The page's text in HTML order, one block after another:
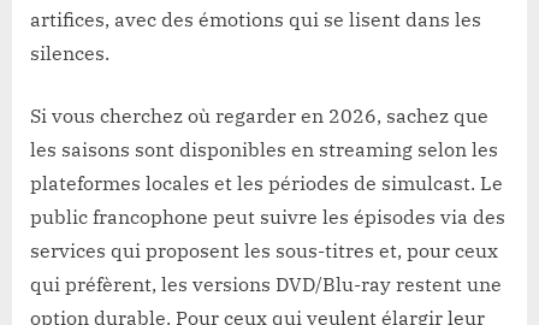
artifices, avec des émotions qui se lisent dans les
silences.
Si vous cherchez où regarder en 2026, sachez que
les saisons sont disponibles en streaming selon les
plateformes locales et les périodes de simulcast. Le
public francophone peut suivre les épisodes via des
services qui proposent les sous-titres et, pour ceux
qui préfèrent, les versions DVD/Blu-ray restent une
option durable. Pour ceux qui veulent élargir leur